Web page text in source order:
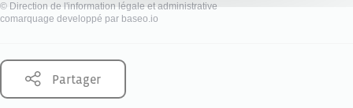
© Direction de l'information légale et administrative
comarquage developpé par baseo.io
Partager